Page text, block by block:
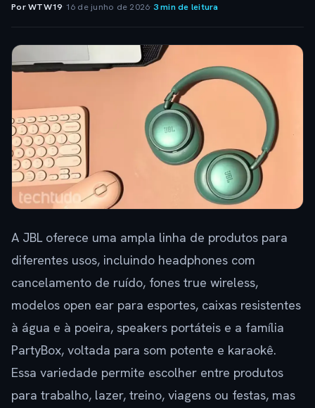
Por WTW19· 16 de junho de 2026·3 min de leitura
A JBL oferece uma ampla linha de produtos para
diferentes usos, incluindo headphones com
cancelamento de ruído, fones true wireless,
modelos open ear para esportes, caixas resistentes
à água e à poeira, speakers portáteis e a família
PartyBox, voltada para som potente e karaokê.
Essa variedade permite escolher entre produtos
para trabalho, lazer, treino, viagens ou festas, mas